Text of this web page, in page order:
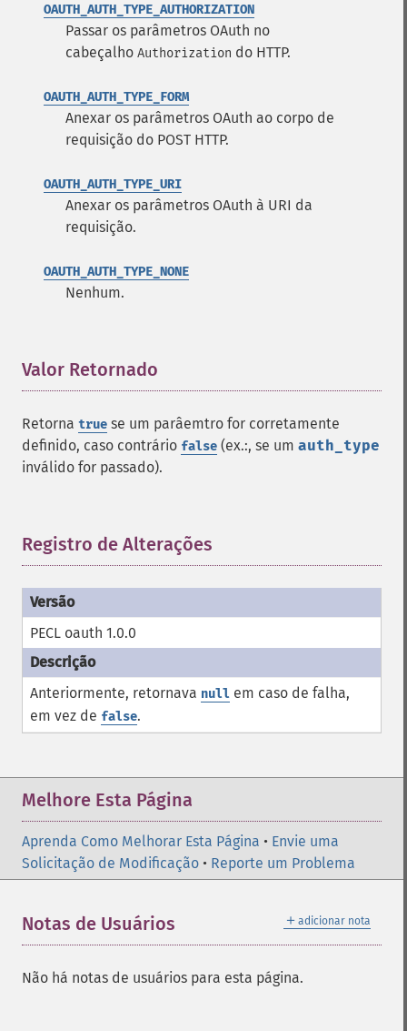
OAUTH_AUTH_TYPE_AUTHORIZATION
Passar os parâmetros OAuth no
cabeçalho Authorization do HTTP.
OAUTH_AUTH_TYPE_FORM
Anexar os parâmetros OAuth ao corpo de
requisição do POST HTTP.
OAUTH_AUTH_TYPE_URI
Anexar os parâmetros OAuth à URI da
requisição.
OAUTH_AUTH_TYPE_NONE
Nenhum.
Valor Retornado
Retorna true se um parâemtro for corretamente
definido, caso contrário false (ex.:, se um auth_type
inválido for passado).
Registro de Alterações
PECL oauth 1.0.0
Anteriormente, retornava null em caso de falha,
em vez de false.
Melhore Esta Página
Aprenda Como Melhorar Esta Página • Envie uma
Solicitação de Modificação • Reporte um Problema
＋ adicionar nota
Notas de Usuários
Não há notas de usuários para esta página.